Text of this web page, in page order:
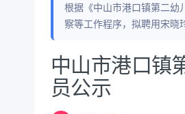
根据《中山市港口镇第二幼
察等工作程序，拟聘用宋晓
公告正文
中山市港口镇
员公示